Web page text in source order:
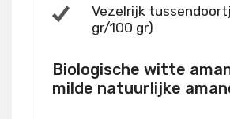
Vezelrijk
gr/100 gr)
Biologische witte
milde natuurlijke